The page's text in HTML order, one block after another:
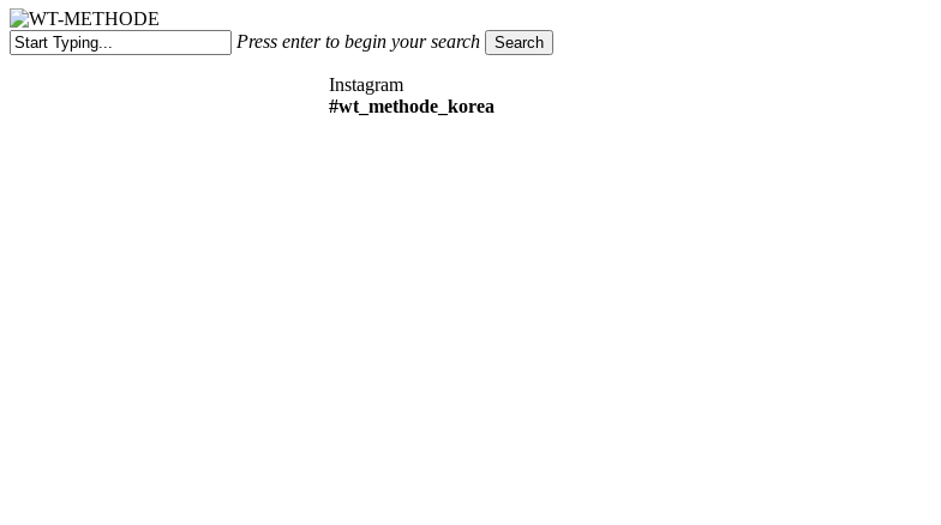
Press enter to begin your search Search
Instagram
#wt_methode_korea